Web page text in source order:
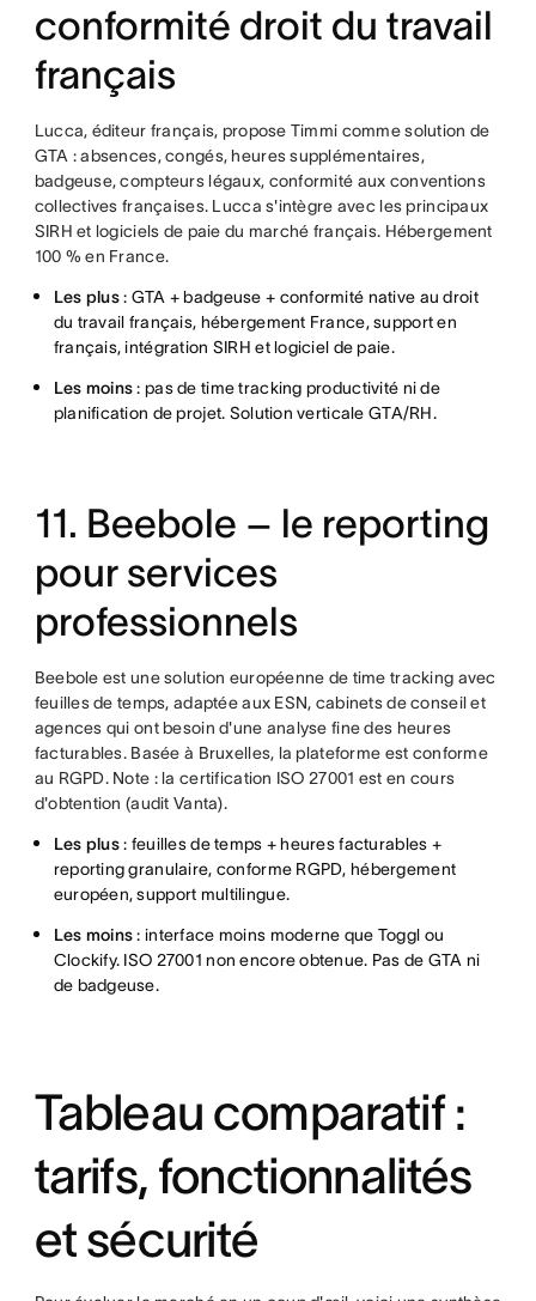
conformité droit du travail
français
Lucca, éditeur français, propose Timmi comme solution de
GTA : absences, congés, heures supplémentaires,
badgeuse, compteurs légaux, conformité aux conventions
collectives françaises. Lucca s'intègre avec les principaux
SIRH et logiciels de paie du marché français. Hébergement
100 % en France.
Les plus: GTA + badgeuse + conformité native au droit
du travail français, hébergement France, support en
français, intégration SIRH et logiciel de paie.
Les moins: pas de time tracking productivité ni de
planification de projet. Solution verticale GTA/RH.
11. Beebole – le reporting
pour services
professionnels
Beebole est une solution européenne de time tracking avec
feuilles de temps, adaptée aux ESN, cabinets de conseil et
agences qui ont besoin d'une analyse fine des heures
facturables. Basée à Bruxelles, la plateforme est conforme
au RGPD. Note : la certification ISO 27001 est en cours
d'obtention (audit Vanta).
Les plus: feuilles de temps + heures facturables +
reporting granulaire, conforme RGPD, hébergement
européen, support multilingue.
Les moins: interface moins moderne que Toggl ou
Clockify. ISO 27001 non encore obtenue. Pas de GTA ni
de badgeuse.
Tableau comparatif :
tarifs, fonctionnalités
et sécurité